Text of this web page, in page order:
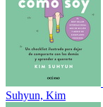
Suhyun, Kim